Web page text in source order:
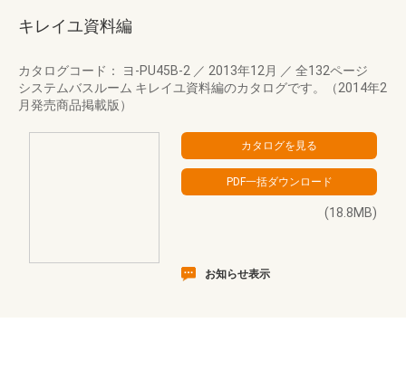
キレイユ資料編
カタログコード： ヨ-PU45B-2 ／ 2013年12月 ／ 全132ページ
システムバスルーム キレイユ資料編のカタログです。（2014年2
月発売商品掲載版）
(18.8MB)
お知らせ表示